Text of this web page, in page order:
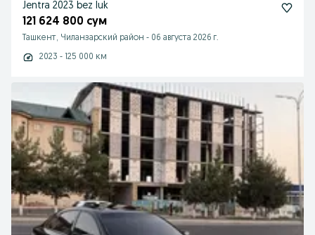
Jentra 2023 bez luk
121 624 800 сум
Ташкент, Чиланзарский район - 06 августа 2026 г.
2023 - 125 000 км